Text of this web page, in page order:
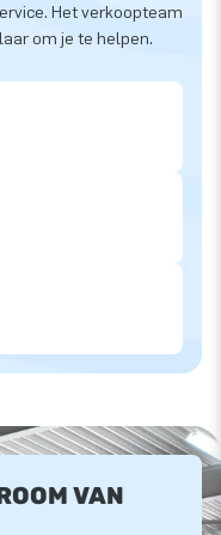
Het verkoopteam
om je te helpen.
VAN